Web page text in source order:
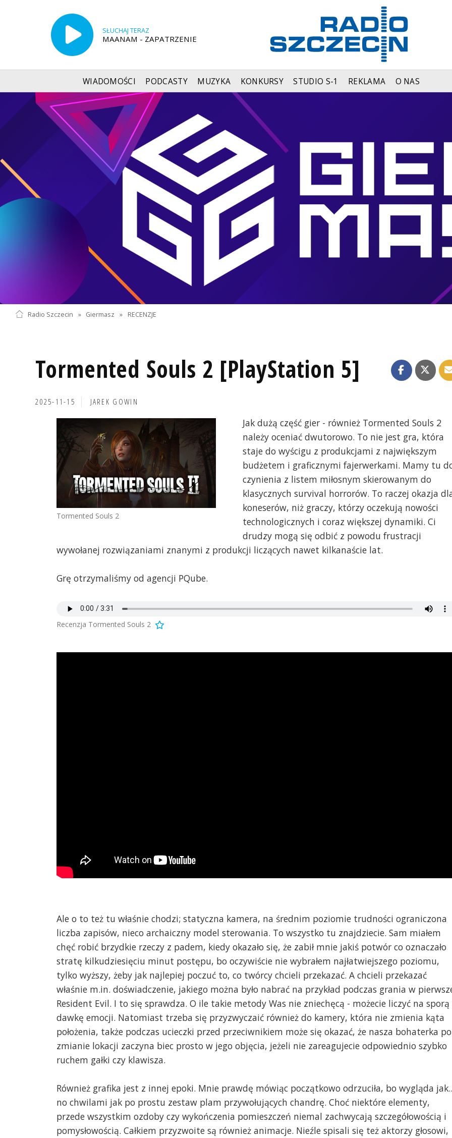
SŁUCHAJ TERAZ
MAANAM - ZAPATRZENIE
WIADOMOŚCI PODCASTY MUZYKA KONKURSY STUDIO S-1 REKLAMA O NAS
Radio Szczecin » Giermasz » RECENZJE
Tormented Souls 2 [PlayStation 5]
2025-11-15 JAREK GOWIN
Tormented Souls 2
Jak dużą część gier - również Tormented Souls 2
należy oceniać dwutorowo. To nie jest gra, która
staje do wyścigu z produkcjami z największym
budżetem i graficznymi fajerwerkami. Mamy tu
czynienia z listem miłosnym skierowanym do
klasycznych survival horrorów. To raczej okazja
koneserów, niż graczy, którzy oczekują nowości
technologicznych i coraz większej dynamiki. Ci
drudzy mogą się odbić z powodu frustracji
wywołanej rozwiązaniami znanymi z produkcji liczących nawet kilkanaście lat.
Grę otrzymaliśmy od agencji PQube.
Recenzja Tormented Souls 2
Ale o to też tu właśnie chodzi; statyczna kamera, na średnim poziomie trudności ograniczona
liczba zapisów, nieco archaiczny model sterowania. To wszystko tu znajdziecie. Sam miałem
chęć robić brzydkie rzeczy z padem, kiedy okazało się, że zabił mnie jakiś potwór co oznaczało
stratę kilkudziesięciu minut postępu, bo oczywiście nie wybrałem najłatwiejszego poziomu,
tylko wyższy, żeby jak najlepiej poczuć to, co twórcy chcieli przekazać. A chcieli przekazać
właśnie m.in. doświadczenie, jakiego można było nabrać na przykład podczas grania w
Resident Evil. I to się sprawdza. O ile takie metody Was nie zniechęcą - możecie liczyć na sporą
dawkę emocji. Natomiast trzeba się przyzwyczaić również do kamery, która nie zmienia kąta
położenia, także podczas ucieczki przed przeciwnikiem może się okazać, że nasza bohaterka po
zmianie lokacji zaczyna biec prosto w jego objęcia, jeżeli nie zareagujecie odpowiednio szybko
ruchem gałki czy klawisza.
Również grafika jest z innej epoki. Mnie prawdę mówiąc początkowo odrzuciła, bo wygląda
no chwilami jak po prostu zestaw plam przywołujących chandrę. Choć niektóre elementy,
przede wszystkim ozdoby czy wykończenia pomieszczeń niemal zachwycają szczegółowością i
pomysłowością. Całkiem przyzwoite są również animacje. Nieźle spisali się też aktorzy głosowi,